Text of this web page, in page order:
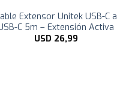
Extensor Unitek USB-C a
C 5m – Extensión Activa
USD 26,99